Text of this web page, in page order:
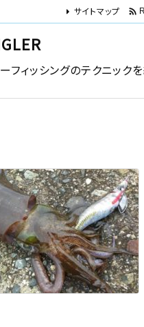
フィッシングのテクニックを
サイトマップ 